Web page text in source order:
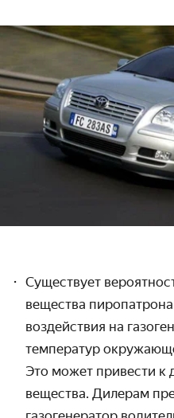
Существует
вещества
воздействия на
температур
Это может привести к
вещества. Дилерам